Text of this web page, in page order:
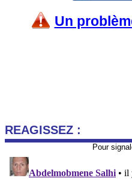
Un
REAGISSEZ :
Pour